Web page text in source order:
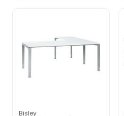
Bisley